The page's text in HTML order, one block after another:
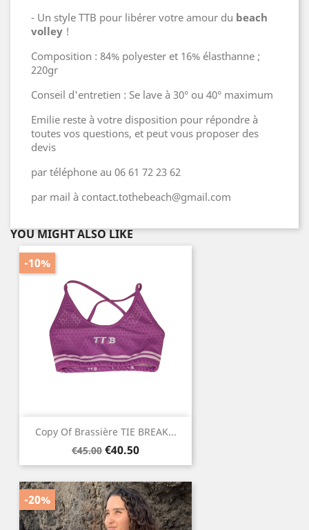
- Un style TTB pour libérer votre amour du beach
volley !
Composition : 84% polyester et 16% élasthanne ;
220gr
Conseil d'entretien : Se lave à 30° ou 40° maximum
Emilie reste à votre disposition pour répondre à
toutes vos questions, et peut vous proposer des
devis
par téléphone au 06 61 72 23 62
par mail à contact.tothebeach@gmail.com
YOU MIGHT ALSO LIKE
Copy Of Brassière TIE BREAK...
Regular
price
€45.00 Price
€40.50
-10%
-20%